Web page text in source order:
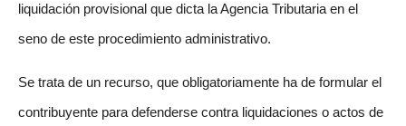
liquidación provisional que dicta la Agencia Tributaria en el
seno de este procedimiento administrativo.
Se trata de un recurso, que obligatoriamente ha de formular el
contribuyente para defenderse contra liquidaciones o actos de